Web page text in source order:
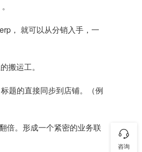
， 就可以从分销入手，一
搬运工。
题的直接同步到店铺。（例
倍。形成一个紧密的业务联
咨询